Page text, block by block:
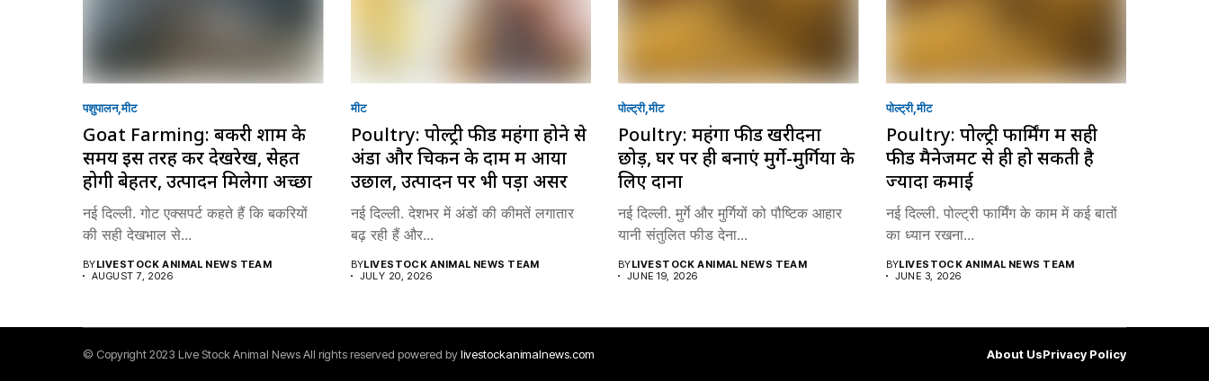
पशुपालन मीट
Goat Farming: बकरी शाम के
समय इस तरह करें देखरेख, सेहत
होगी बेहतर, उत्पादन मिलेगा अच्छा
नई दिल्ली. गोट एक्सपर्ट कहते हैं कि बकरियों
की सही देखभाल से...
BYLIVESTOCK ANIMAL NEWS TEAM
AUGUST 7, 2026
मीट
Poultry: पोल्ट्री फीड महंगा होने से
अंडा और चिकन के दाम में आया
उछाल, उत्पादन पर भी पड़ा असर
नई दिल्ली. देशभर में अंडों की कीमतें लगातार
बढ़ रही हैं और...
BYLIVESTOCK ANIMAL NEWS TEAM
JULY 20, 2026
पोल्ट्री मीट
Poultry: महंगा फीड खरीदना
छोड़ें, घर पर ही बनाएं मुर्गे-मुर्गियों के
लिए दाना
नई दिल्ली. मुर्गे और मुर्गियों को पौष्टिक आहार
यानी संतुलित फीड देना...
BYLIVESTOCK ANIMAL NEWS TEAM
JUNE 19, 2026
पोल्ट्री मीट
Poultry: पोल्ट्री फार्मिंग में सही
फीड मैनेजमेंट से ही हो सकती है
ज्यादा कमाई
नई दिल्ली. पोल्ट्री फार्मिंग के काम में कई बातों
का ध्यान रखना...
BYLIVESTOCK ANIMAL NEWS TEAM
JUNE 3, 2026
© Copyright 2023 Live Stock Animal News All rights reserved powered bylivestockanimalnews.com About UsPrivacy Policy